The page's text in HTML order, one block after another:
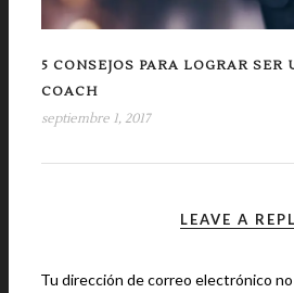
5 CONSEJOS PARA LOGRAR SER
COACH
septiembre 1, 2017
LEAVE A
Tu dirección de correo electrónico